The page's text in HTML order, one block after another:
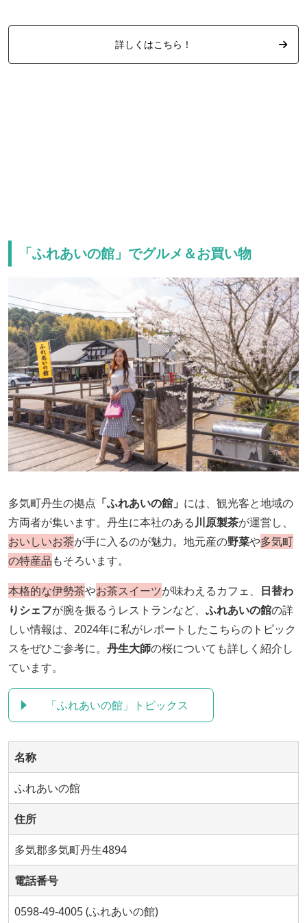
詳しくはこちら！
「ふれあいの館」でグルメ＆お買い物
多気町丹生の拠点 「ふれあいの館」 には、観光客と地域の
方両者が集います。丹生に本社のある川原製茶が運営し、
おいしいお茶が手に入るのが魅力。地元産の野菜や多気町
の特産品もそろいます。
本格的な伊勢茶やお茶スイーツが味わえるカフェ、 日替わ
りシェフが腕を振るうレストランなど、 ふれあいの館の詳
しい情報は、2024年に私がレポートしたこちらのトピック
スをぜひご参考に。 丹生大師の桜についても詳しく紹介し
ています。
「ふれあいの館」トピックス
名称
ふれあいの館
住所
多気郡多気町丹生4894
電話番号
0598-49-4005 (ふれあいの館)